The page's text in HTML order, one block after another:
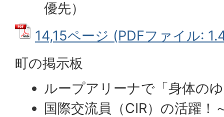
優先）
14,15ページ (PDFファイル:
町の掲示板
ループアリーナで「身体の
国際交流員（CIR）の活躍！